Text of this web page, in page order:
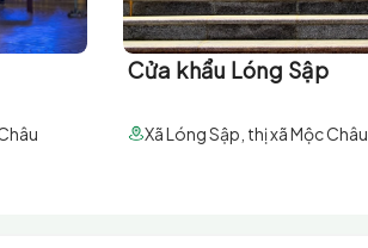
Cửa khẩu Lóng Sập
Xã Lóng Sập, thị xã Mộc Châu